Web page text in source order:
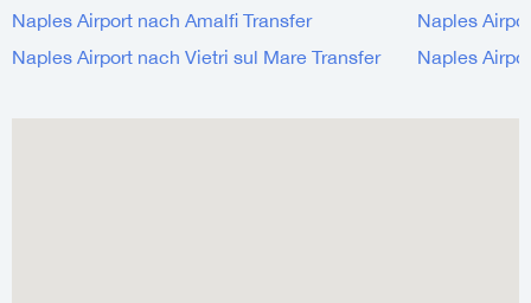
Naples Airport nach Amalfi Transfer
Naples
Naples Airport nach Vietri sul Mare Transfer
Naples